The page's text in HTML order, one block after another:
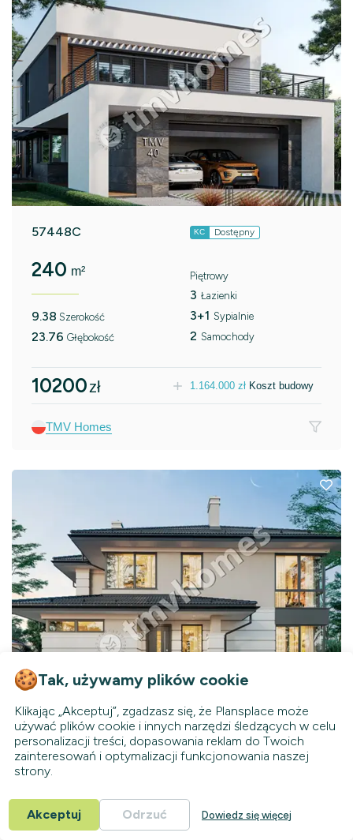
57448C KC Dostępny
240 m²
9.38 Szerokość
23.76 Głębokość
Piętrowy
3 Łazienki
3+1 Sypialnie
2 Samochody
10200zł 1.164.000 zł Koszt budowy
TMV Homes
92269C KC Dostępny
281
13.41 Szerokość
3
4+1
Tak, używamy plików cookie
Klikając „Akceptuj”, zgadzasz się, że Plansplace może
używać plików cookie i innych narzędzi śledzących w celu
personalizacji treści, dopasowania reklam do Twoich
zainteresowań i optymalizacji funkcjonowania naszej
strony.
Akceptuj Odrzuć Dowiedz się więcej